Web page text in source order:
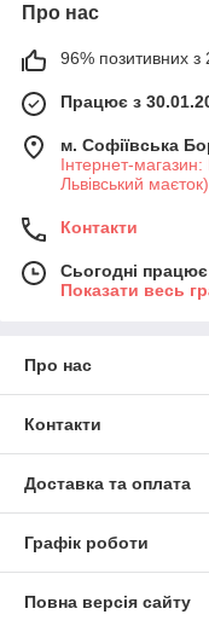
Про нас
96% позитивних з
Працює з
м. Софіївська
Інтернет-
Львівський
Контакти
Сьогодні
Показати весь
Про нас
Контакти
Доставка та оплата
Графік роботи
Повна версія сайту